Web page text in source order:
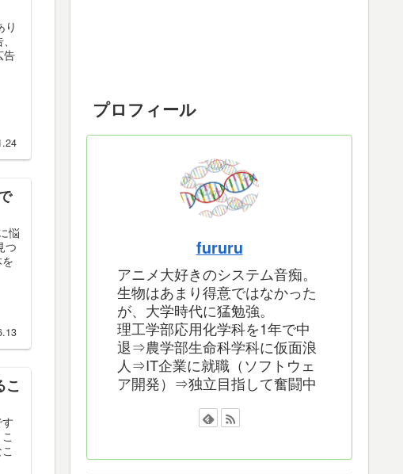
り
告
悩
つ
こ
プロフィール
fururu
アニメ大好きのシステム音痴。
生物はあまり得意ではなかった
が、大学時代に猛勉強。
理工学部応用化学科を1年で中
退⇒農学部生命科学科に仮面浪
人⇒IT企業に就職（ソフトウェ
ア開発）⇒独立目指して奮闘中